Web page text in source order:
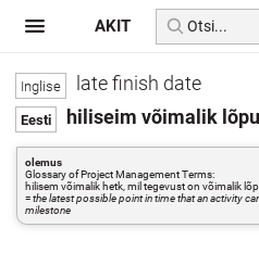
late finish date
hiliseim võimalik
olemus
Glossary of Project Management Terms:
hilisem võimalik hetk, mil tegevust on võimalik
=the latest possible point in time that an activity
milestone
AKIT